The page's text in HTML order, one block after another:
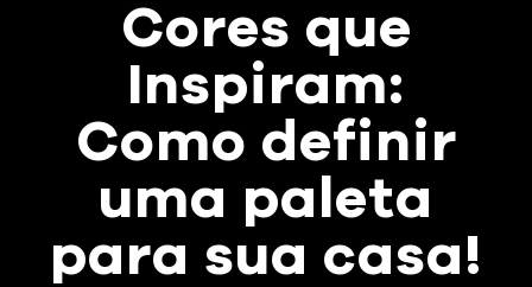
Cores que
Inspiram:
Como definir
uma paleta
para sua casa!